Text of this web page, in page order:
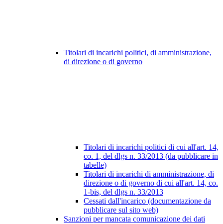
Titolari di incarichi politici, di amministrazione,
di direzione o di governo
Titolari di incarichi politici di cui all'art. 14,
co. 1, del dlgs n. 33/2013 (da pubblicare in
tabelle)
Titolari di incarichi di amministrazione, di
direzione o di governo di cui all'art. 14, co.
1-bis, del dlgs n. 33/2013
Cessati dall'incarico (documentazione da
pubblicare sul sito web)
Sanzioni per mancata comunicazione dei dati